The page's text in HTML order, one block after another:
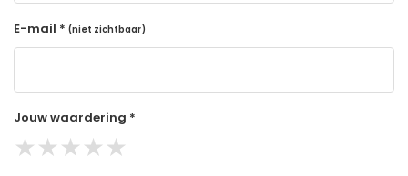
E-mail * (niet zichtbaar)
Jouw waardering *
★★★★★